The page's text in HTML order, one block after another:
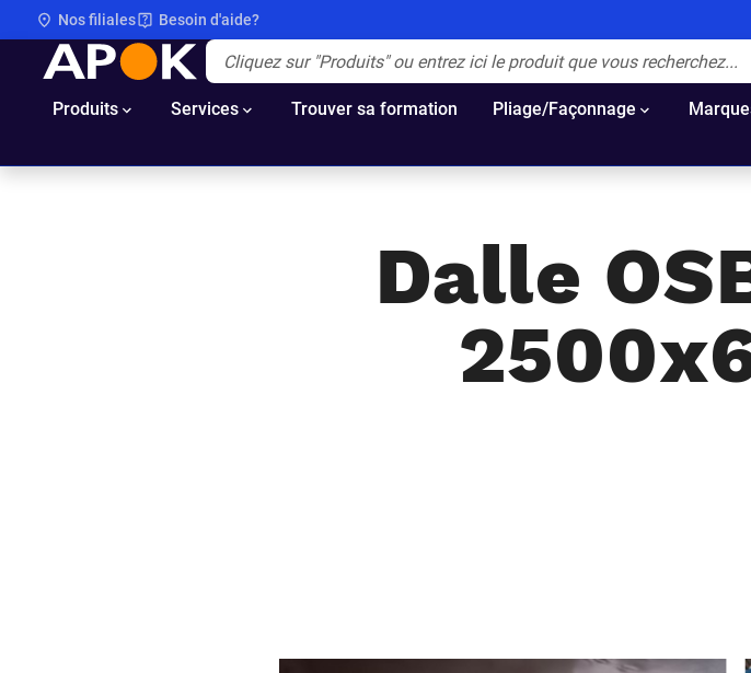
Nos filiales Besoin d'aide?
APOK
Produits Services Trouver sa formation Pliage/Façonnage
Dalle